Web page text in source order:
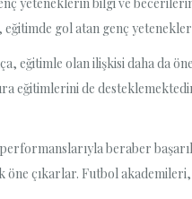
eğitimde gol atan genç
eğitimle olan ilişkisi daha da
eğitimlerini de
beraber
öne çıkarlar. Futbol